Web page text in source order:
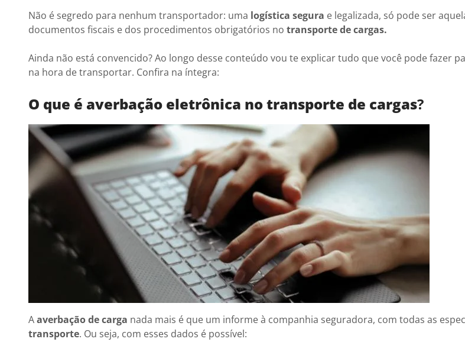
Não é segredo para nenhum transportador: uma logística segura e legalizada, só pode ser
documentos fiscais e dos procedimentos obrigatórios no transporte de cargas.
Ainda não está convencido? Ao longo desse conteúdo vou te explicar tudo que você pode fazer
na hora de transportar. Confira na íntegra:
O que é averbação eletrônica no transporte de cargas?
Aaverbação de carga nada mais é que um informe à companhia seguradora, com todas as
transporte. Ou seja, com esses dados é possível: